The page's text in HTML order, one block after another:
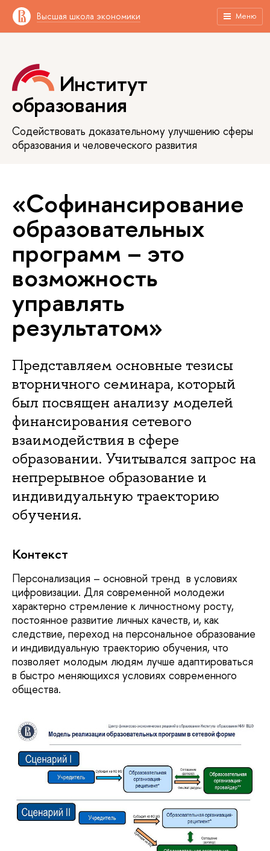
Высшая школа экономики Меню
Институт
образования
Содействовать доказательному улучшению сферы
образования и человеческого развития
«Софинансирование
образовательных
программ – это
возможность
управлять
результатом»
Представляем основные тезисы
вторничного семинара, который
был посвящен анализу моделей
финансирования сетевого
взаимодействия в сфере
образовании. Учитывался запрос на
непрерывное образование и
индивидуальную траекторию
обучения.
Контекст
Персонализация – основной тренд в условиях
цифровизации. Для современной молодежи
характерно стремление к личностному росту,
постоянное развитие личных качеств, и, как
следствие, переход на персональное образование
и индивидуальную траекторию обучения, что
позволяет молодым людям лучше адаптироваться
в быстро меняющихся условиях современного
общества.